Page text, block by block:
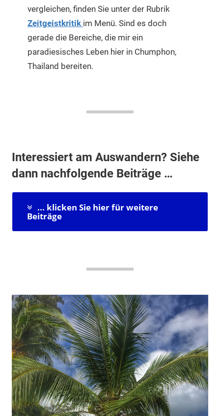
vergleichen, finden Sie unter der Rubrik
Zeitgeistkritik im Menü. Sind es doch
gerade die Bereiche, die mir ein
paradiesisches Leben hier in Chumphon,
Thailand bereiten.
Interessiert am Auswandern? Siehe
dann nachfolgende Beiträge …
... klicken Sie hier für weitere
Beiträge